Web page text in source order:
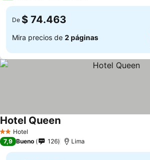
De $ 74.463
Mira precios de 2 páginas
2 Estrellas
Hotel
Hotel Queen
7,9 Bueno 126 Lima